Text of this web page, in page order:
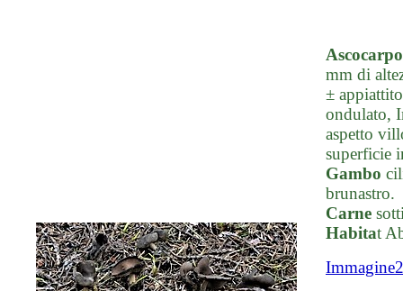
Ascocarpo
mm di
±
ondulato,
aspetto
superficie
Gambo
brunastro.
Carne
Habitat
Immagine2